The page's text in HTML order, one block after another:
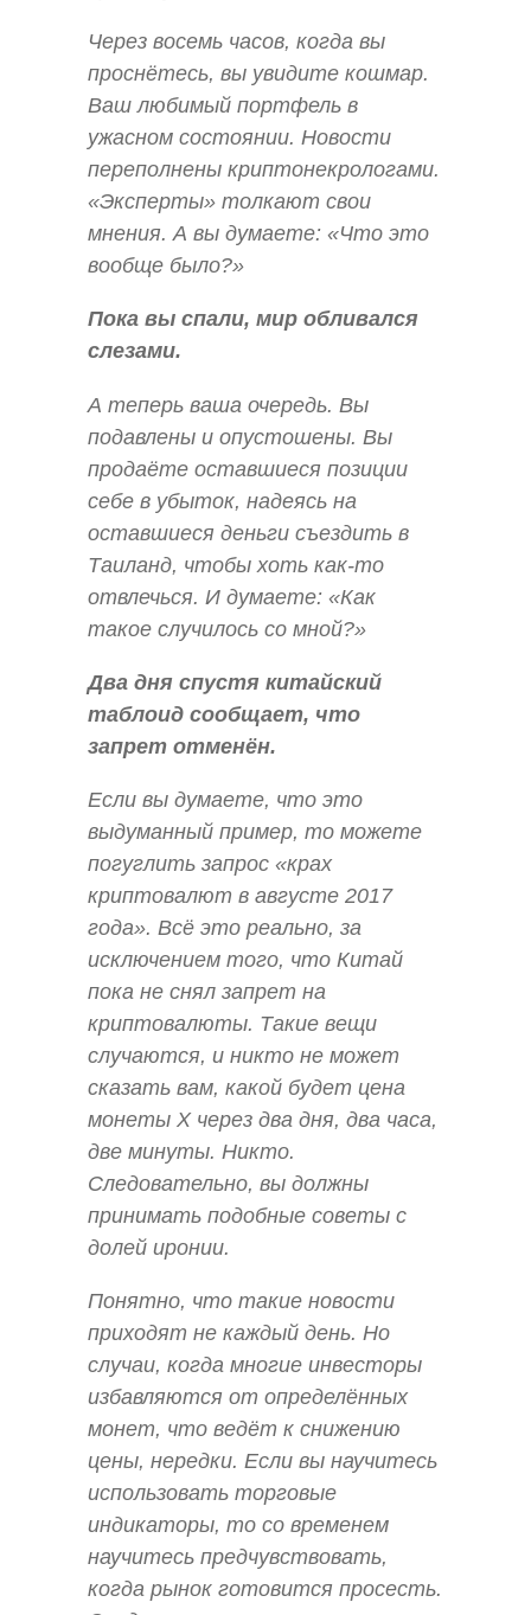
Через восемь часов, когда вы
проснётесь, вы увидите кошмар.
Ваш любимый портфель в
ужасном состоянии. Новости
переполнены криптонекрологами.
«Эксперты» толкают свои
мнения. А вы думаете: «Что это
вообще было?»
Пока вы спали, мир обливался
слезами.
А теперь ваша очередь. Вы
подавлены и опустошены. Вы
продаёте оставшиеся позиции
себе в убыток, надеясь на
оставшиеся деньги съездить в
Таиланд, чтобы хоть как-то
отвлечься. И думаете: «Как
такое случилось со мной?»
Два дня спустя китайский
таблоид сообщает, что
запрет отменён.
Если вы думаете, что это
выдуманный пример, то можете
погуглить запрос «крах
криптовалют в августе 2017
года». Всё это реально, за
исключением того, что Китай
пока не снял запрет на
криптовалюты. Такие вещи
случаются, и никто не может
сказать вам, какой будет цена
монеты X через два дня, два часа,
две минуты. Никто.
Следовательно, вы должны
принимать подобные советы с
долей иронии.
Понятно, что такие новости
приходят не каждый день. Но
случаи, когда многие инвесторы
избавляются от определённых
монет, что ведёт к снижению
цены, нередки. Если вы научитесь
использовать торговые
индикаторы, то со временем
научитесь предчувствовать,
когда рынок готовится просесть.